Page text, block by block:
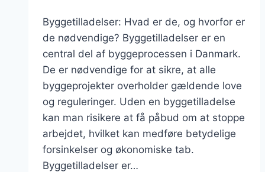
Byggetilladelser: Hvad er de, og hvorfor er
de nødvendige? Byggetilladelser er en
central del af byggeprocessen i Danmark.
De er nødvendige for at sikre, at alle
byggeprojekter overholder gældende love
og reguleringer. Uden en byggetilladelse
kan man risikere at få påbud om at stoppe
arbejdet, hvilket kan medføre betydelige
forsinkelser og økonomiske tab.
Byggetilladelser er…